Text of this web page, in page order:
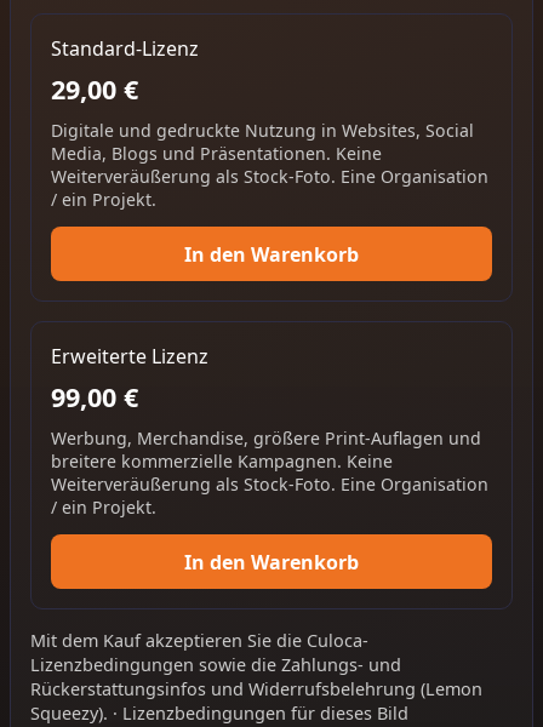
Standard-Lizenz
29,00 €
Digitale und gedruckte Nutzung in Websites, Social
Media, Blogs und Präsentationen. Keine
Weiterveräußerung als Stock-Foto. Eine Organisation
/ ein Projekt.
In den Warenkorb
Erweiterte Lizenz
99,00 €
Werbung, Merchandise, größere Print-Auflagen und
breitere kommerzielle Kampagnen. Keine
Weiterveräußerung als Stock-Foto. Eine Organisation
/ ein Projekt.
In den Warenkorb
Mit dem Kauf akzeptieren Sie die Culoca-
Lizenzbedingungen sowie die Zahlungs- und
Rückerstattungsinfos und Widerrufsbelehrung (Lemon
Squeezy). · Lizenzbedingungen für dieses Bild